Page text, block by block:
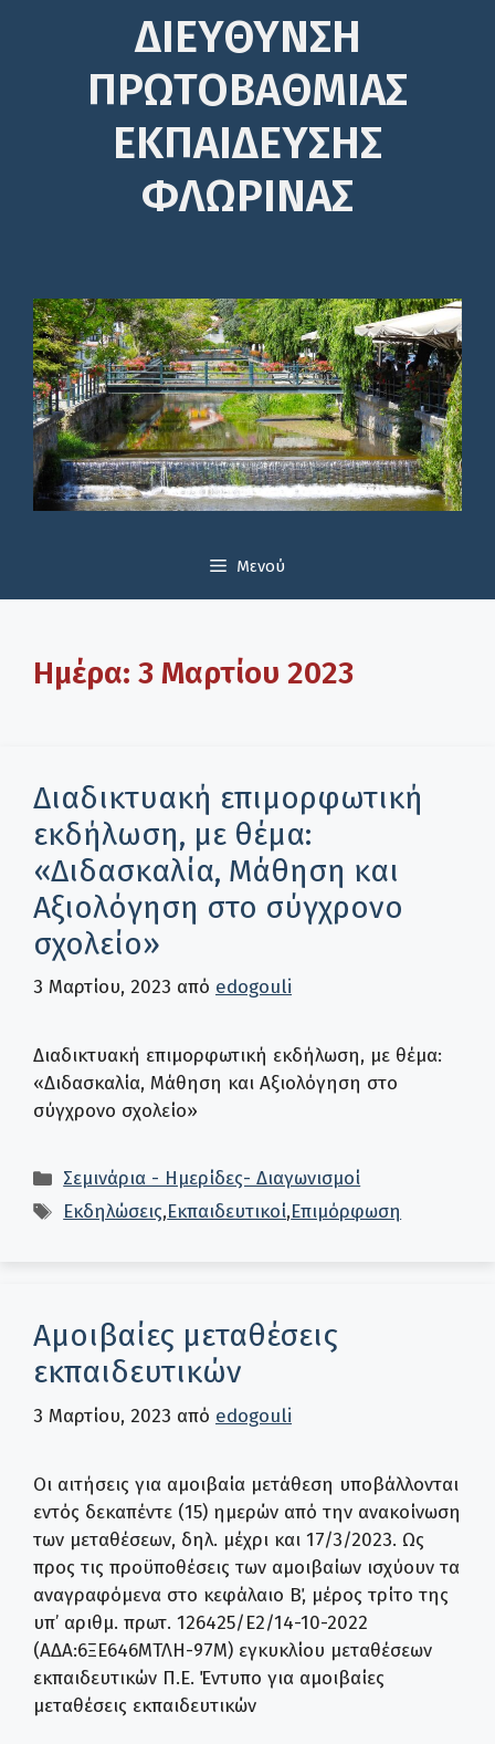
ΔΙΕΎΘΥΝΣΗ
ΠΡΩΤΟΒΆΘΜΙΑΣ
ΕΚΠΑΊΔΕΥΣΗΣ
ΦΛΩΡΙΝΑΣ
Μενού
Ημέρα: 3 Μαρτίου 2023
Διαδικτυακή επιμορφωτική
εκδήλωση, με θέμα:
«Διδασκαλία, Μάθηση και
Αξιολόγηση στο σύγχρονο
σχολείο»
3 Μαρτίου, 2023 από edogouli
Διαδικτυακή επιμορφωτική εκδήλωση, με θέμα:
«Διδασκαλία, Μάθηση και Αξιολόγηση στο
σύγχρονο σχολείο»
Κατηγορίες
Σεμινάρια - Ημερίδες- Διαγωνισμοί
Ετικέτες
Εκδηλώσεις,Εκπαιδευτικοί,Επιμόρφωση
Αμοιβαίες μεταθέσεις
εκπαιδευτικών
3 Μαρτίου, 2023 από edogouli
Οι αιτήσεις για αμοιβαία μετάθεση υποβάλλονται
εντός δεκαπέντε (15) ημερών από την ανακοίνωση
των μεταθέσεων, δηλ. μέχρι και 17/3/2023. Ως
προς τις προϋποθέσεις των αμοιβαίων ισχύουν τα
αναγραφόμενα στο κεφάλαιο Β΄, μέρος τρίτο της
υπ’ αριθμ. πρωτ. 126425/Ε2/14-10-2022
(ΑΔΑ:6ΞΕ646ΜΤΛΗ-97Μ) εγκυκλίου μεταθέσεων
εκπαιδευτικών Π.Ε. Έντυπο για αμοιβαίες
μεταθέσεις εκπαιδευτικών